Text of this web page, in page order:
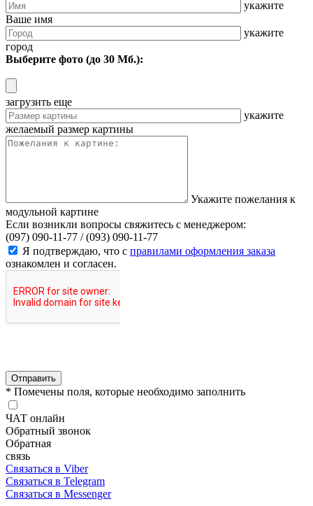
укажите
Ваше имя
укажите
город
Выберите фото (до 30 Мб.):
загрузить еще
укажите
желаемый размер картины
Укажите пожелания к
модульной картине
Если возникли вопросы свяжитесь с менеджером:
(097) 090-11-77 /(093) 090-11-77
Я подтверждаю, что с правилами оформления заказа
ознакомлен и согласен.
Отправить
* Помечены поля, которые необходимо заполнить
ЧАТ онлайн
Обратный звонок
Обратная
связь
Связаться в Viber
Связаться в Telegram
Связаться в Messenger